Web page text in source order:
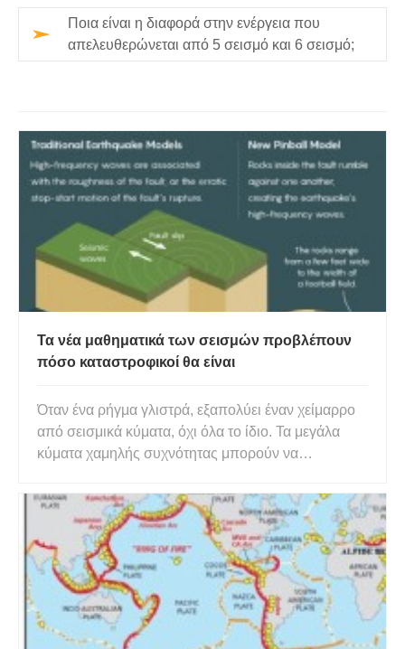
Ποια είναι η διαφορά στην ενέργεια που
απελευθερώνεται από 5 σεισμό και 6 σεισμό;
Τα νέα μαθηματικά των σεισμών προβλέπουν
πόσο καταστροφικοί θα είναι
Όταν ένα ρήγμα γλιστρά, εξαπολύει έναν χείμαρρο
από σεισμικά κύματα, όχι όλα το ίδιο. Τα μεγάλα
κύματα χαμηλής συχνότητας μπορούν να
προκαλέσουν ταλάντωση ψηλών κατασκευών
όπως οι ουρανοξύστες, ενώ τα κύματα υψηλής
συχνότητας είναι εξαιρετικά στο να τρέμουν